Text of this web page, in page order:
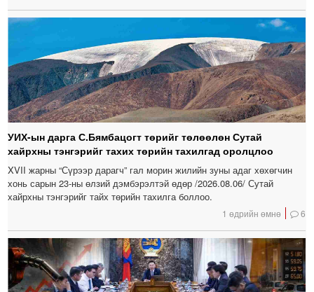
УИХ-ын дарга С.Бямбацогт төрийг төлөөлөн Сутай
хайрхны тэнгэрийг тахих төрийн тахилгад оролцлоо
XVII жарны “Сүрээр дарагч” гал морин жилийн зуны адаг хөхөгчин
хонь сарын 23-ны өлзий дэмбэрэлтэй өдөр /2026.08.06/ Сутай
хайрхны тэнгэрийг тайх төрийн тахилга боллоо.
1 өдрийн өмнө 6